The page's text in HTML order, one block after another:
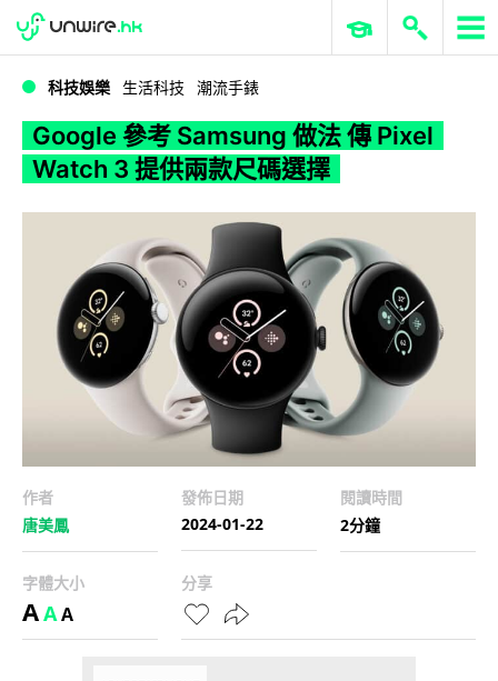
WWDC 2026 ERP 與商業 AI
科技娛樂 生活科技 潮流手錶
Google 參考 Samsung 做法 傳 Pixel
Watch 3 提供兩款尺碼選擇
作者
唐美鳳
發佈日期
2024-01-22
閱讀時間
2分鐘
字體大小
AAA
分享